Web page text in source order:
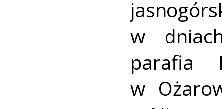
w
parafia
w